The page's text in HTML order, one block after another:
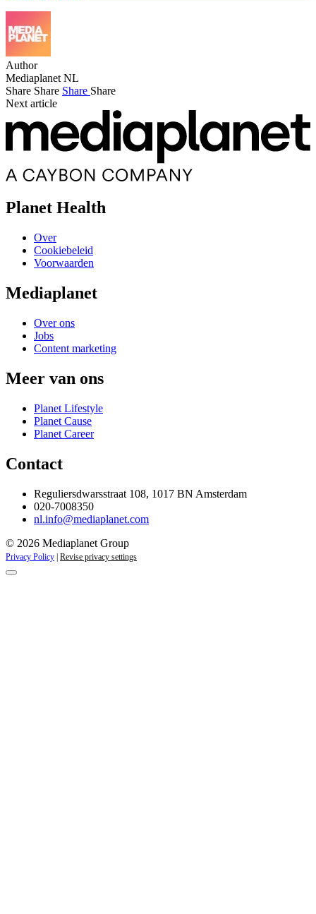
Author
Mediaplanet NL
Share Share Share Share
Next article
Planet Health
Over
Cookiebeleid
Voorwaarden
Mediaplanet
Over ons
Jobs
Content marketing
Meer van ons
Planet Lifestyle
Planet Cause
Planet Career
Contact
Reguliersdwarsstraat 108, 1017 BN Amsterdam
020-7008350
nl.info@mediaplanet.com
© 2026 Mediaplanet Group
Privacy Policy | Revise privacy settings